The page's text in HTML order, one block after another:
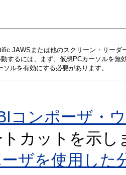
JAWSまたは他のスクリーン・リー
するには、まず、仮想PCカーソルを
ソルを有効にする必要があります。
BIコンポーザ・
カットを示
ザを使用した